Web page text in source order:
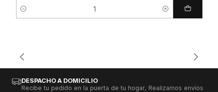
Cantidad
DESPACHO A DOMICILIO
Recibe tu pedido en la puerta de tu hogar, Realizamos envíos